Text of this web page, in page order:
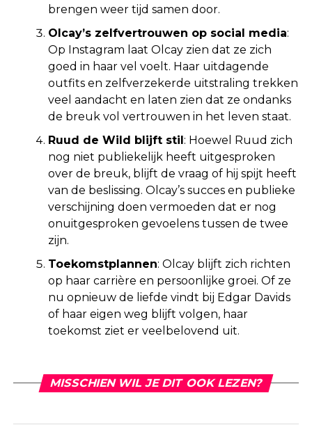
brengen weer tijd samen door.
Olcay’s zelfvertrouwen op social media:
Op Instagram laat Olcay zien dat ze zich
goed in haar vel voelt. Haar uitdagende
outfits en zelfverzekerde uitstraling trekken
veel aandacht en laten zien dat ze ondanks
de breuk vol vertrouwen in het leven staat.
Ruud de Wild blijft stil: Hoewel Ruud zich
nog niet publiekelijk heeft uitgesproken
over de breuk, blijft de vraag of hij spijt heeft
van de beslissing. Olcay’s succes en publieke
verschijning doen vermoeden dat er nog
onuitgesproken gevoelens tussen de twee
zijn.
Toekomstplannen: Olcay blijft zich richten
op haar carrière en persoonlijke groei. Of ze
nu opnieuw de liefde vindt bij Edgar Davids
of haar eigen weg blijft volgen, haar
toekomst ziet er veelbelovend uit.
MISSCHIEN WIL JE DIT OOK LEZEN?